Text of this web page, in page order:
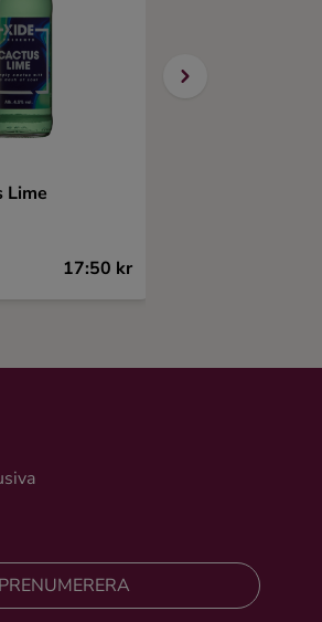
Lime
17:50 kr